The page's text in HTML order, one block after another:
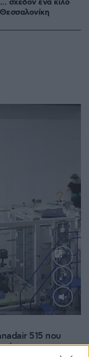
σχεδόν ένα κιλό
515 που
νύχτα